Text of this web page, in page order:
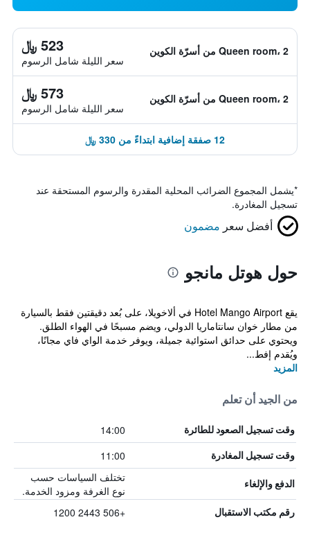
Queen room، 2 من أسرّة الكوين 523 ﷼
سعر الليلة شامل الرسوم
Queen room، 2 من أسرّة الكوين 573 ﷼
سعر الليلة شامل الرسوم
12 صفقة إضافية ابتداءً من 330 ﷼
*يشمل المجموع الضرائب المحلية المقدرة والرسوم المستحقة عند
تسجيل المغادرة.
أفضل سعر مضمون
حول هوتل مانجو
يقع Hotel Mango Airport في ألاخويلا، على بُعد دقيقتين فقط بالسيارة
من مطار خوان سانتاماريا الدولي، ويضم مسبحًا في الهواء الطلق.
ويحتوي على حدائق استوائية جميلة، ويوفر خدمة الواي فاي مجانًا،
ويُقدم إفط...
المزيد
من الجيد أن تعلم
وقت تسجيل الصعود للطائرة 14:00
وقت تسجيل المغادرة 11:00
الدفع والإلغاء
تختلف السياسات حسب
نوع الغرفة ومزود الخدمة.
رقم مكتب الاستقبال +506 2443 1200